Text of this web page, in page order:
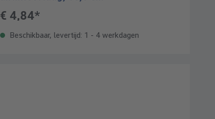
€ 4,84*
Beschikbaar, levertijd: 1 - 4 werkdagen